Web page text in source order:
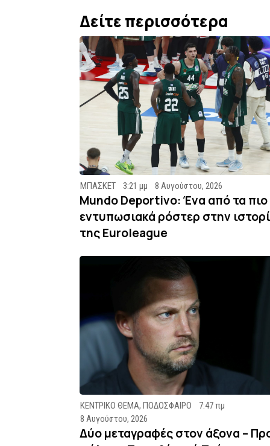
Δείτε περισσότερα
ΜΠΑΣΚΕΤ 3:21 μμ 8 Αυγούστου, 2026
Mundo Deportivo: Ένα από τα πιο
εντυπωσιακά ρόστερ στην
της Euroleague
ΚΕΝΤΡΙΚΟ ΘΕΜΑ, ΠΟΔΟΣΦΑΙΡΟ
7:47 πμ
8 Αυγούστου, 2026
Δύο μεταγραφές στον άξονα –